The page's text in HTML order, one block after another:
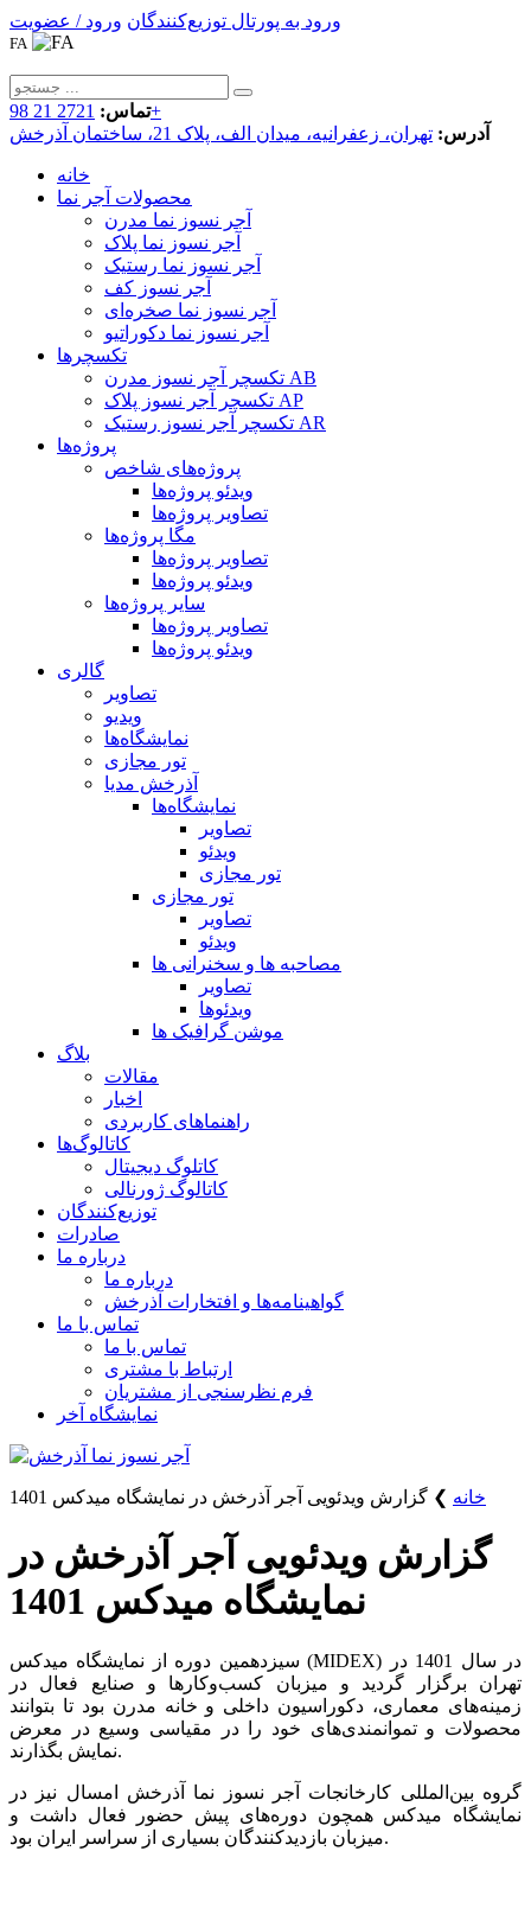
ورود به پورتال توزیع‌کنندگان ورود / عضویت
FA
تماس:2721 21 98+
آدرس: تهران، زعفرانیه، میدان الف، پلاک 21، ساختمان آذرخش
خانه
محصولات آجر نما
آجر نسوز نما مدرن
آجر نسوز نما پلاک
آجر نسوز نما رستیک
آجر نسوز کف
آجر نسوز نما صخره‌ای
آجر نسوز نما دکوراتیو
تکسچرها
تکسچر آجر نسوز مدرن AB
تکسچر آجر نسوز پلاک AP
تکسچر آجر نسوز رستیک AR
پروژه‌ها
پروژه‌های شاخص
ویدئو پروژه‌ها
تصاویر پروژه‌ها
مگا پروژه‌ها
تصاویر پروژه‌ها
ویدئو پروژه‌ها
سایر پروژه‌ها
تصاویر پروژه‌ها
ویدئو پروژه‌ها
گالری
تصاویر
ویدیو
نمایشگاه‌ها
تور مجازی
آذرخش مدیا
نمایشگاه‌ها
تصاویر
ویدئو
تور مجازی
تور مجازی
تصاویر
ویدئو
مصاحبه ها و سخنرانی ها
تصاویر
ویدئوها
موشن گرافیک ها
بلاگ
مقالات
اخبار
راهنماهای کاربردی
کاتالوگ‌ها
کاتلوگ دیجیتال
کاتالوگ ژورنالی
توزیع‌کنندگان
صادرات
درباره ما
درباره ما
گواهینامه‌ها و افتخارات آذرخش
تماس با ما
تماس با ما
ارتباط با مشتری
فرم نظرسنجی از مشتریان
نمایشگاه‌ آخر
خانه ❯ گزارش ویدئویی آجر آذرخش در نمایشگاه میدکس 1401
گزارش ویدئویی آجر آذرخش در
نمایشگاه میدکس 1401
سیزدهمین دوره از نمایشگاه میدکس (MIDEX) در سال 1401 در
تهران برگزار گردید و میزبان کسب‌وکارها و صنایع فعال در
زمینه‌های معماری، دکوراسیون داخلی و خانه مدرن بود تا بتوانند
محصولات و تموانمندی‌های خود را در مقیاسی وسیع در معرض
نمایش بگذارند.
گروه بین‌المللی کارخانجات آجر نسوز نما آذرخش امسال نیز در
نمایشگاه میدکس همچون دوره‌های پیش حضور فعال داشت و
میزبان بازدیدکنندگان بسیاری از سراسر ایران بود.